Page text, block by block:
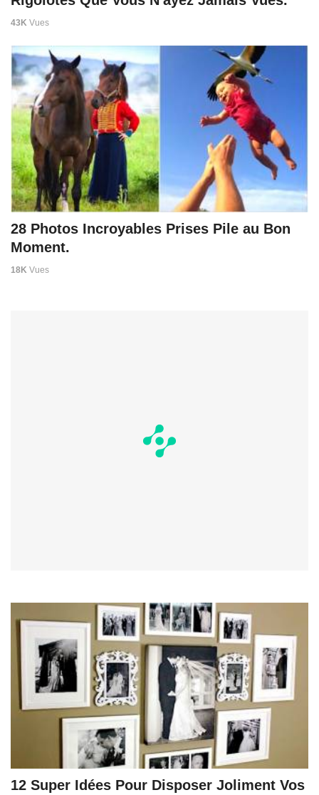
43K Vues
28 Photos Incroyables Prises Pile au Bon
Moment.
18K Vues
12 Super Idées Pour Disposer Joliment Vos